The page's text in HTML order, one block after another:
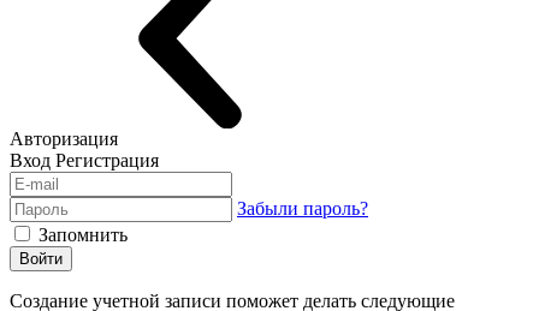
Авторизация
Вход Регистрация
Забыли пароль?
Запомнить
Войти
Создание учетной записи поможет делать следующие